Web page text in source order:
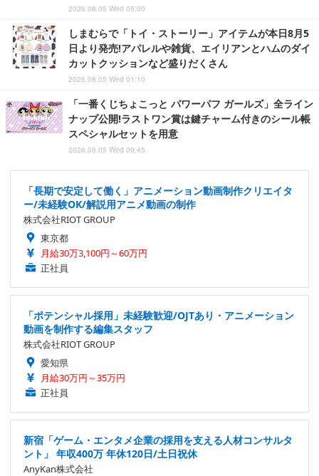
2026.08.05 Wed 05:00
しまむらで「トイ・ストーリー」アイテムが本日8月5
日より発売!アパレルや雑貨、エイリアンとハムのダイ
カットクッションなど盛りだくさん
2026.08.05 Wed 01:10
「一番くじちょこっと パワーパフ ガールズ」全ライン
ナップ公開!ラストワン賞は鍵チャーム付きのシール帳
スペシャルセットを用意
2026.08.05 Wed 09:45
「長期で安定して働く」アニメーション動画制作クリエイタ
ー/未経験OK/解説用アニメ動画の制作
株式会社RIOT GROUP
東京都
月給30万3,100円～60万円
正社員
「ポテンシャル採用」未経験歓迎/OJTあり・アニメーション
動画を制作する編集スタッフ
株式会社RIOT GROUP
愛知県
月給30万円～35万円
正社員
新宿「ゲーム・エンタメ企業の採用を支える人材コンサルタ
ント」 年収400万 年休120日/土日祝休
AnyKan株式会社